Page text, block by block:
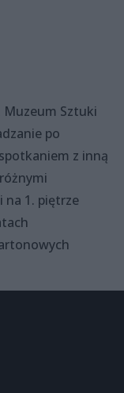
Sztuki
po
z inną
na 1. piętrze